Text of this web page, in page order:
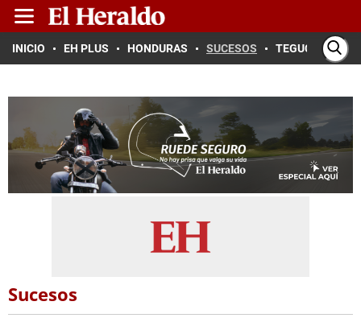
INICIO EH PLUS HONDURAS SUCESOS TEGUCIGALPA
Sucesos